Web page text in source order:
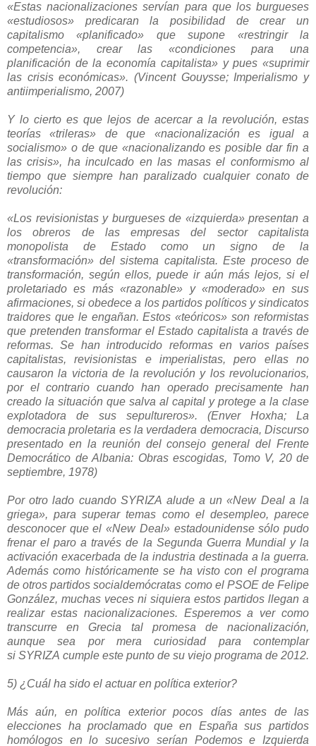
«Estas nacionalizaciones servían para que los burgueses
«estudiosos» predicaran la posibilidad de crear un
capitalismo «planificado» que supone «restringir la
competencia», crear las «condiciones para una
planificación de la economía capitalista» y pues «suprimir
las crisis económicas». (Vincent Gouysse; Imperialismo y
antiimperialismo, 2007)
Y lo cierto es que lejos de acercar a la revolución, estas
teorías «trileras» de que «nacionalización es igual a
socialismo» o de que «nacionalizando es posible dar fin a
las crisis», ha inculcado en las masas el conformismo al
tiempo que siempre han paralizado cualquier conato de
revolución:
«Los revisionistas y burgueses de «izquierda» presentan a
los obreros de las empresas del sector capitalista
monopolista de Estado como un signo de la
«transformación» del sistema capitalista. Este proceso de
transformación, según ellos, puede ir aún más lejos, si el
proletariado es más «razonable» y «moderado» en sus
afirmaciones, si obedece a los partidos políticos y sindicatos
traidores que le engañan. Estos «teóricos» son reformistas
que pretenden transformar el Estado capitalista a través de
reformas. Se han introducido reformas en varios países
capitalistas, revisionistas e imperialistas, pero ellas no
causaron la victoria de la revolución y los revolucionarios,
por el contrario cuando han operado precisamente han
creado la situación que salva al capital y protege a la clase
explotadora de sus sepultureros». (Enver Hoxha; La
democracia proletaria es la verdadera democracia, Discurso
presentado en la reunión del consejo general del Frente
Democrático de Albania: Obras escogidas, Tomo V, 20 de
septiembre, 1978)
Por otro lado cuando SYRIZA alude a un «New Deal a la
griega», para superar temas como el desempleo, parece
desconocer que el «New Deal» estadounidense sólo pudo
frenar el paro a través de la Segunda Guerra Mundial y la
activación exacerbada de la industria destinada a la guerra.
Además como históricamente se ha visto con el programa
de otros partidos socialdemócratas como el PSOE de Felipe
González, muchas veces ni siquiera estos partidos llegan a
realizar estas nacionalizaciones. Esperemos a ver como
transcurre en Grecia tal promesa de nacionalización,
aunque sea por mera curiosidad para contemplar
si SYRIZA cumple este punto de su viejo programa de 2012.
5) ¿Cuál ha sido el actuar en política exterior?
Más aún, en política exterior pocos días antes de las
elecciones ha proclamado que en España sus partidos
homólogos en lo sucesivo serían Podemos e Izquierda